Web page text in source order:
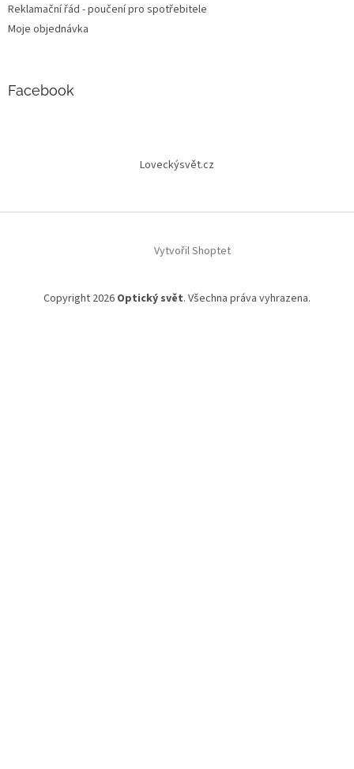
Reklamační řád - poučení pro spotřebitele
Moje objednávka
Facebook
Loveckýsvět.cz
Vytvořil Shoptet
Copyright 2026 Optický svět. Všechna práva vyhrazena.